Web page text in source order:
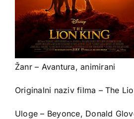
Žanr – Avantura, animirani
Originalni naziv filma – The
Uloge – Beyonce, Donald